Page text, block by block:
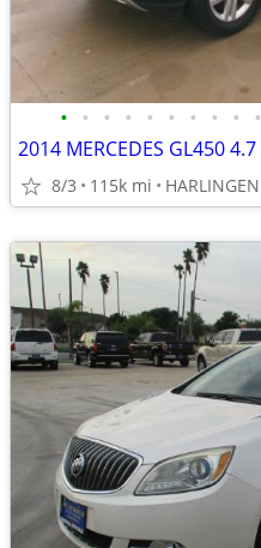
• • • • • • • • • •
8/3 115k mi HARLINGEN